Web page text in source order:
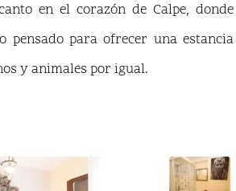
en el corazón de Calpe, donde
pensado para ofrecer una estancia
y animales por igual.